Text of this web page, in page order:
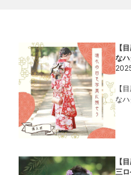
【
な
【
な
【
三